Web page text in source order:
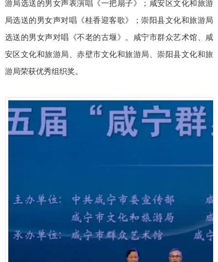
游局选送的男女声表演唱《一把扇子》；咸安区文化和旅游
局选送的男女声对唱《桂香迎客歌》；崇阳县文化和旅游局
选送的男女声对唱《不老的古堰》。咸宁市群众艺术馆、咸
安区文化和旅游局、赤壁市文化和旅游局、崇阳县文化和旅
游局荣获优秀组织奖。